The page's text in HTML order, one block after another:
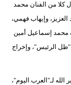
كلا من الفنان محمد
وإيهاب فهمي،
محمد إسماعيل أمين
"ظل الرئيس"، وإخراج
لـ"العرب اليوم"،